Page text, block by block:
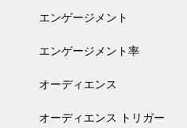
エンゲージメント
エンゲージメント率
オーディエンス
オーディエンス トリガー